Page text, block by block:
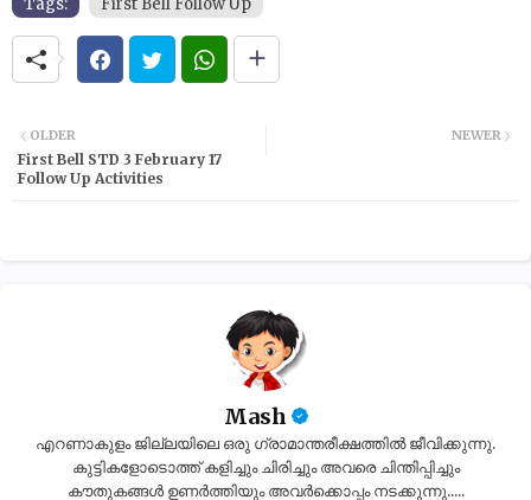
Tags: First Bell Follow Up
NEWER
OLDER
First Bell STD 3 February 17
Follow Up Activities
Mash
എറണാകുളം ജില്ലയിലെ ഒരു ഗ്രാമാന്തരീക്ഷത്തിൽ ജീവിക്കുന്നു.
കുട്ടികളോടൊത്ത് കളിച്ചും ചിരിച്ചും അവരെ ചിന്തിപ്പിച്ചും
കൗതുകങ്ങൾ ഉണർത്തിയും അവർക്കൊപ്പം നടക്കുന്നു.....